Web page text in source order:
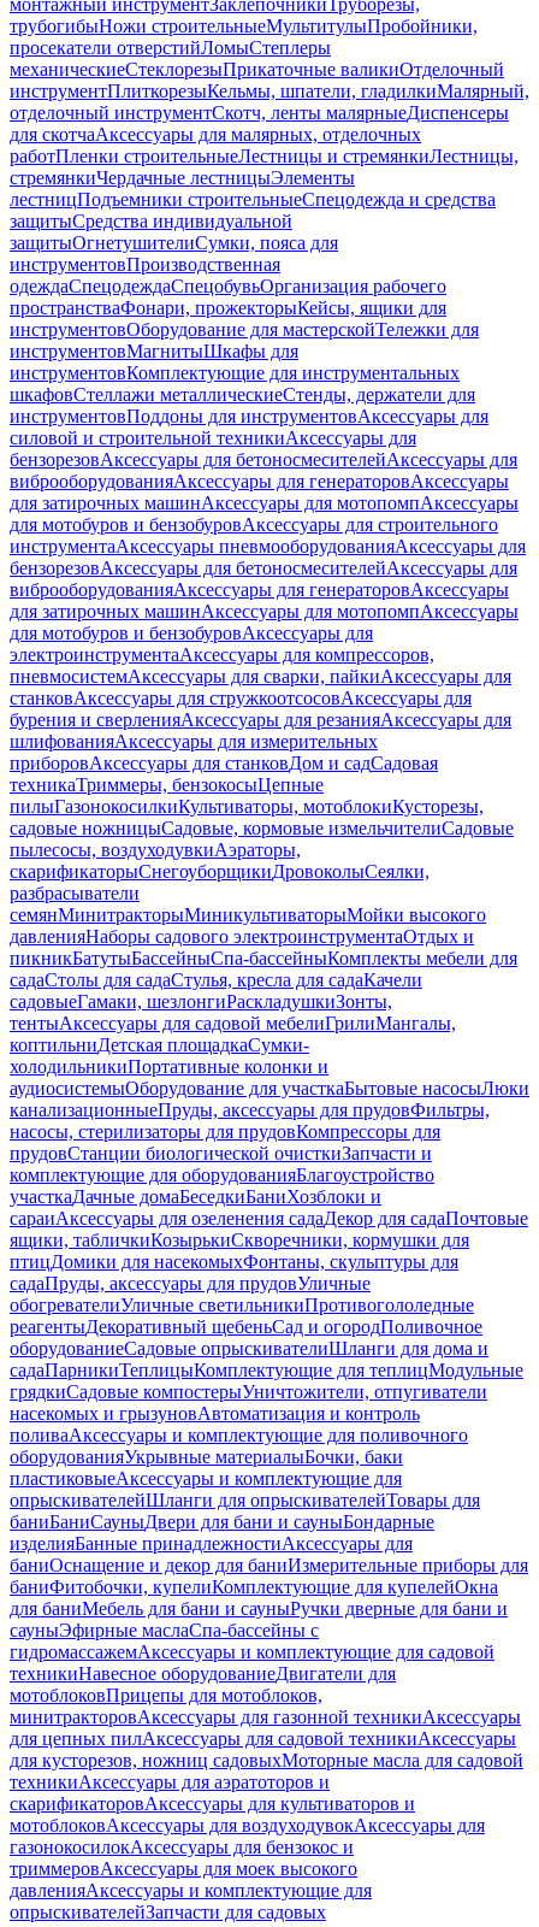
монтажный инструментЗаклепочникиТруборезы,
трубогибыНожи строительныеМультитулыПробойники,
просекатели отверстийЛомыСтеплеры
механическиеСтеклорезыПрикаточные валикиОтделочный
инструментПлиткорезыКельмы, шпатели, гладилкиМалярный,
отделочный инструментСкотч, ленты малярныеДиспенсеры
для скотчаАксессуары для малярных, отделочных
работПленки строительныеЛестницы и стремянкиЛестницы,
стремянкиЧердачные лестницыЭлементы
лестницПодъемники строительныеСпецодежда и средства
защитыСредства индивидуальной
защитыОгнетушителиСумки, пояса для
инструментовПроизводственная
одеждаСпецодеждаСпецобувьОрганизация рабочего
пространстваФонари, прожекторыКейсы, ящики для
инструментовОборудование для мастерскойТележки для
инструментовМагнитыШкафы для
инструментовКомплектующие для инструментальных
шкафовСтеллажи металлическиеСтенды, держатели для
инструментовПоддоны для инструментовАксессуары для
силовой и строительной техникиАксессуары для
бензорезовАксессуары для бетоносмесителейАксессуары для
виброоборудованияАксессуары для генераторовАксессуары
для затирочных машинАксессуары для мотопомпАксессуары
для мотобуров и бензобуровАксессуары для строительного
инструментаАксессуары пневмооборудованияАксессуары для
бензорезовАксессуары для бетоносмесителейАксессуары для
виброоборудованияАксессуары для генераторовАксессуары
для затирочных машинАксессуары для мотопомпАксессуары
для мотобуров и бензобуровАксессуары для
электроинструментаАксессуары для компрессоров,
пневмосистемАксессуары для сварки, пайкиАксессуары для
станковАксессуары для стружкоотсосовАксессуары для
бурения и сверленияАксессуары для резанияАксессуары для
шлифованияАксессуары для измерительных
приборовАксессуары для станковДом и садСадовая
техникаТриммеры, бензокосыЦепные
пилыГазонокосилкиКультиваторы, мотоблокиКусторезы,
садовые ножницыСадовые, кормовые измельчителиСадовые
пылесосы, воздуходувкиАэраторы,
скарификаторыСнегоуборщикиДровоколыСеялки,
разбрасыватели
семянМинитракторыМиникультиваторыМойки высокого
давленияНаборы садового электроинструментаОтдых и
пикникБатутыБассейныСпа-бассейныКомплекты мебели для
садаСтолы для садаСтулья, кресла для садаКачели
садовыеГамаки, шезлонгиРаскладушкиЗонты,
тентыАксессуары для садовой мебелиГрилиМангалы,
коптильниДетская площадкаСумки-
холодильникиПортативные колонки и
аудиосистемыОборудование для участкаБытовые насосыЛюки
канализационныеПруды, аксессуары для прудовФильтры,
насосы, стерилизаторы для прудовКомпрессоры для
прудовСтанции биологической очисткиЗапчасти и
комплектующие для оборудованияБлагоустройство
участкаДачные домаБеседкиБаниХозблоки и
сараиАксессуары для озеленения садаДекор для садаПочтовые
ящики, табличкиКозырькиСкворечники, кормушки для
птицДомики для насекомыхФонтаны, скульптуры для
садаПруды, аксессуары для прудовУличные
обогревателиУличные светильникиПротивогололедные
реагентыДекоративный щебеньСад и огородПоливочное
оборудованиеСадовые опрыскивателиШланги для дома и
садаПарникиТеплицыКомплектующие для теплицМодульные
грядкиСадовые компостерыУничтожители, отпугиватели
насекомых и грызуновАвтоматизация и контроль
поливаАксессуары и комплектующие для поливочного
оборудованияУкрывные материалыБочки, баки
пластиковыеАксессуары и комплектующие для
опрыскивателейШланги для опрыскивателейТовары для
баниБаниСауныДвери для бани и сауныБондарные
изделияБанные принадлежностиАксессуары для
баниОснащение и декор для баниИзмерительные приборы для
баниФитобочки, купелиКомплектующие для купелейОкна
для баниМебель для бани и сауныРучки дверные для бани и
сауныЭфирные маслаСпа-бассейны с
гидромассажемАксессуары и комплектующие для садовой
техникиНавесное оборудованиеДвигатели для
мотоблоковПрицепы для мотоблоков,
минитракторовАксессуары для газонной техникиАксессуары
для цепных пилАксессуары для садовой техникиАксессуары
для кусторезов, ножниц садовыхМоторные масла для садовой
техникиАксессуары для аэратоторов и
скарификаторовАксессуары для культиваторов и
мотоблоковАксессуары для воздуходувокАксессуары для
газонокосилокАксессуары для бензокос и
триммеровАксессуары для моек высокого
давленияАксессуары и комплектующие для
опрыскивателейЗапчасти для садовых